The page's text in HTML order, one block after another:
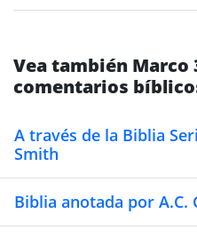
Vea también Marco
comentarios
A través de la Biblia
Smith
Biblia anotada por A.C.